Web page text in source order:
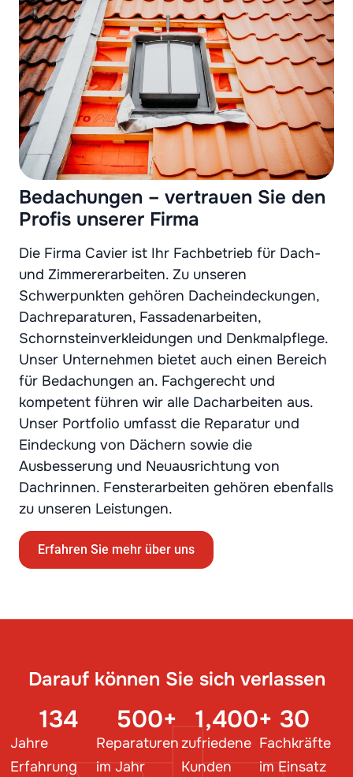
Bedachungen – vertrauen Sie den
Profis unserer Firma
Die Firma Cavier ist Ihr Fachbetrieb für Dach-
und Zimmererarbeiten. Zu unseren
Schwerpunkten gehören Dacheindeckungen,
Dachreparaturen, Fassadenarbeiten,
Schornsteinverkleidungen und Denkmalpflege.
Unser Unternehmen bietet auch einen Bereich
für Bedachungen an. Fachgerecht und
kompetent führen wir alle Dacharbeiten aus.
Unser Portfolio umfasst die Reparatur und
Eindeckung von Dächern sowie die
Ausbesserung und Neuausrichtung von
Dachrinnen. Fensterarbeiten gehören ebenfalls
zu unseren Leistungen.
Erfahren Sie mehr über uns
Darauf können Sie sich verlassen
Jahre
Erfahrung
134
Reparaturen
im Jahr
500+
zufriedene
Kunden
1,400+
Fachkräfte
im Einsatz
30